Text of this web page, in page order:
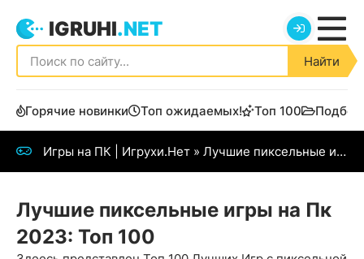
IGRUHI.NET
Найти
Горячие новинки Топ ожидаемых! Топ 100
Игры на ПК | Игрухи.Нет » Лучшие пиксельные игры
Лучшие пиксельные игры на Пк
2023: Топ 100